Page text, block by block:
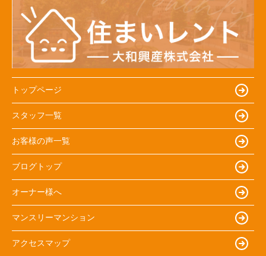
トップページ
スタッフ一覧
お客様の声一覧
ブログトップ
オーナー様へ
マンスリーマンション
アクセスマップ